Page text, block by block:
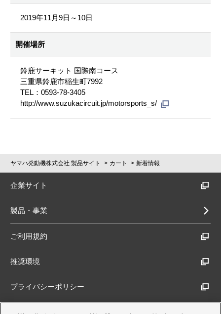
2019年11月9日～10日
開催場所
鈴鹿サーキット 国際南コース
三重県鈴鹿市稲生町7992
TEL：0593-78-3405
http://www.suzukacircuit.jp/motorsports_s/
ヤマハ発動機株式会社 製品サイト カート 新着情報
企業サイト
製品・事業
ご利用規約
推奨環境
プライバシーポリシー
Cookieポリシー